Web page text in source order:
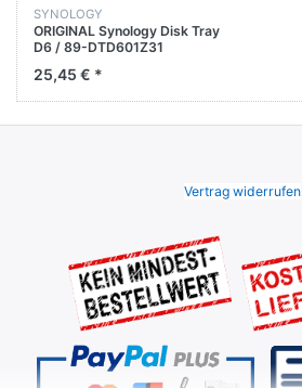
SYNOLOGY
ORIGINAL Synology Disk Tray
D6 / 89-DTD601Z31
25,45 € *
Vertrag widerrufen